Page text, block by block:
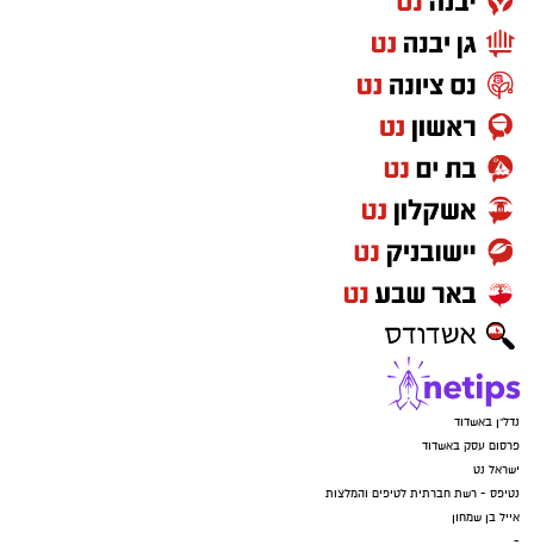
נדל"ן באשדוד
פרסום עסק באשדוד
ישראל נט
נטיפס - רשת חברתית לטיפים והמלצות
אייל בן שמחון
-